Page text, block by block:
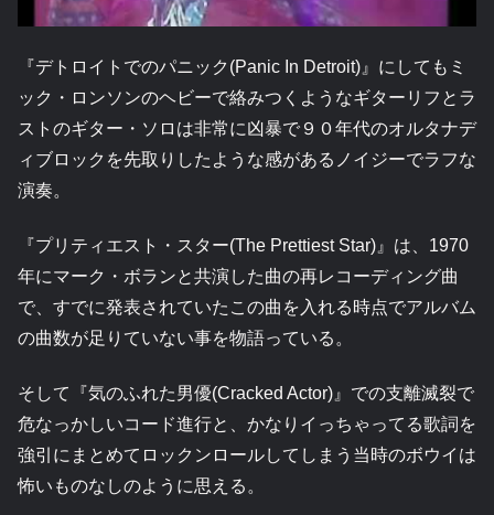
『デトロイトでのパニック(Panic In Detroit)』にしてもミ
ック・ロンソンのヘビーで絡みつくようなギターリフとラ
ストのギター・ソロは非常に凶暴で９０年代のオルタナデ
ィブロックを先取りしたような感があるノイジーでラフな
演奏。
『プリティエスト・スター(The Prettiest Star)』は、1970
年にマーク・ボランと共演した曲の再レコーディング曲
で、すでに発表されていたこの曲を入れる時点でアルバム
の曲数が足りていない事を物語っている。
そして『気のふれた男優(Cracked Actor)』での支離滅裂で
危なっかしいコード進行と、かなりイっちゃってる歌詞を
強引にまとめてロックンロールしてしまう当時のボウイは
怖いものなしのように思える。